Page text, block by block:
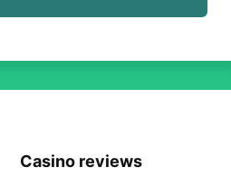
Casino reviews